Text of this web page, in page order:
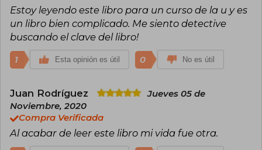
(Ignacio Echevarría, El País); «Una de las cabezas
más lúcidas del actual panorama latino
hispanoamericano, no solo argentino» (Joaquín
Marco, El Mundo); «Hay pocos escritores
necesarios que estén demostrando, hoy día, la
vitalidad de sus propuestas intelectuales» (Jordi
Carrión, Avui); «Ricardo Piglia, el clásico re­belde»
Estoy leyendo este libro para un curso de la u y es
un libro bien complicado. Me siento detective
buscando el clave del libro!
1 Esta opinión es útil 0 No es útil
Juan Rodríguez
Jueves 05 de
Noviembre, 2020
Compra Verificada
Al acabar de leer este libro mi vida fue otra.